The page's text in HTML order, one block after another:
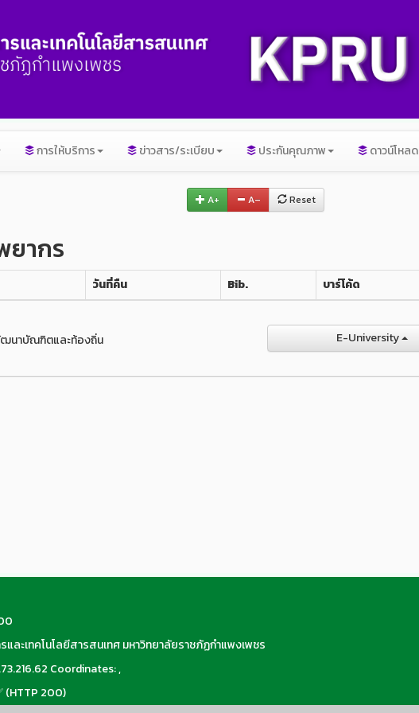
การให้บริการ ข่าวสาร/ระเบียบ ประกันคุณภาพ ดาวน์โหลด
A+ A– Reset
ยากร
วันที่คืน Bib. บาร์โค้ด
นาบัณฑิตและท้องถิ่น E-University
และเทคโนโลยีสารสนเทศ มหาวิทยาลัยราชภัฏกำแพงเพชร
Coordinates: ,
(HTTP 200)